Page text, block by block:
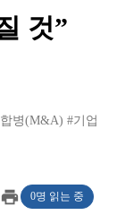
것”
병(M&A) #기업
print 0명 읽는 중